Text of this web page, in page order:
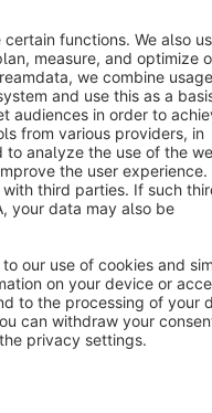
rights reserved
statutory value-added tax